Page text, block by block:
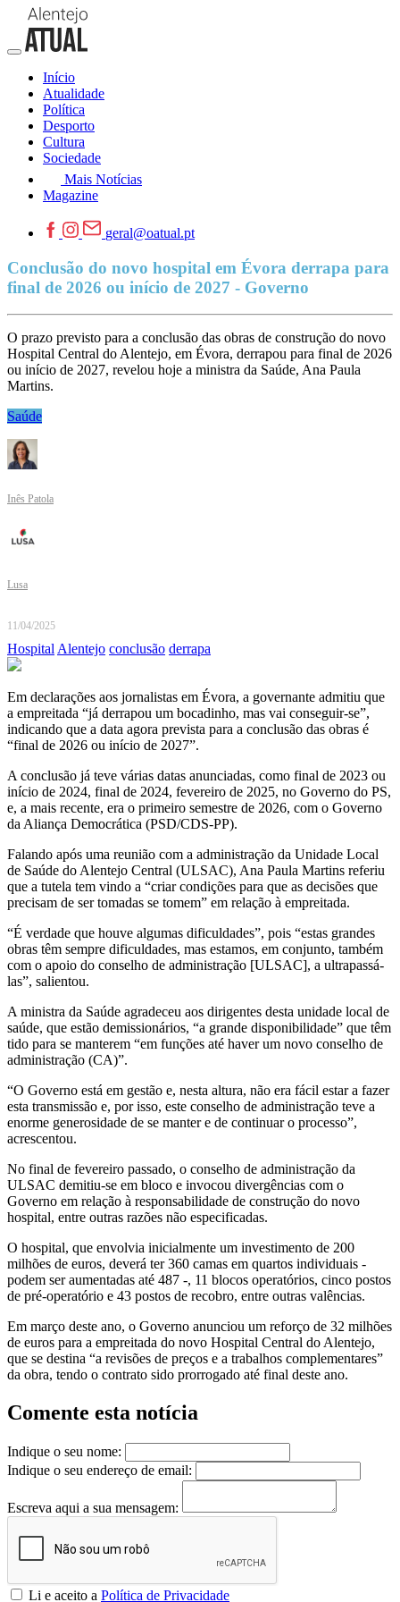
Início
Atualidade
Política
Desporto
Cultura
Sociedade
Mais Notícias
Magazine
geral@oatual.pt
Conclusão do novo hospital em Évora derrapa para
final de 2026 ou início de 2027 - Governo
O prazo previsto para a conclusão das obras de construção do novo
Hospital Central do Alentejo, em Évora, derrapou para final de 2026
ou início de 2027, revelou hoje a ministra da Saúde, Ana Paula
Martins.
Saúde
Inês Patola
Lusa
11/04/2025
HospitalAlentejo conclusão derrapa
Em declarações aos jornalistas em Évora, a governante admitiu que
a empreitada “já derrapou um bocadinho, mas vai conseguir-se”,
indicando que a data agora prevista para a conclusão das obras é
“final de 2026 ou início de 2027”.
A conclusão já teve várias datas anunciadas, como final de 2023 ou
início de 2024, final de 2024, fevereiro de 2025, no Governo do PS,
e, a mais recente, era o primeiro semestre de 2026, com o Governo
da Aliança Democrática (PSD/CDS-PP).
Falando após uma reunião com a administração da Unidade Local
de Saúde do Alentejo Central (ULSAC), Ana Paula Martins referiu
que a tutela tem vindo a “criar condições para que as decisões que
precisam de ser tomadas se tomem” em relação à empreitada.
“É verdade que houve algumas dificuldades”, pois “estas grandes
obras têm sempre dificuldades, mas estamos, em conjunto, também
com o apoio do conselho de administração [ULSAC], a ultrapassá-
las”, salientou.
A ministra da Saúde agradeceu aos dirigentes desta unidade local de
saúde, que estão demissionários, “a grande disponibilidade” que têm
tido para se manterem “em funções até haver um novo conselho de
administração (CA)”.
“O Governo está em gestão e, nesta altura, não era fácil estar a fazer
esta transmissão e, por isso, este conselho de administração teve a
enorme generosidade de se manter e de continuar o processo”,
acrescentou.
No final de fevereiro passado, o conselho de administração da
ULSAC demitiu-se em bloco e invocou divergências com o
Governo em relação à responsabilidade de construção do novo
hospital, entre outras razões não especificadas.
O hospital, que envolvia inicialmente um investimento de 200
milhões de euros, deverá ter 360 camas em quartos individuais -
podem ser aumentadas até 487 -, 11 blocos operatórios, cinco postos
de pré-operatório e 43 postos de recobro, entre outras valências.
Em março deste ano, o Governo anunciou um reforço de 32 milhões
de euros para a empreitada do novo Hospital Central do Alentejo,
que se destina “a revisões de preços e a trabalhos complementares”
da obra, tendo o contrato sido prorrogado até final deste ano.
Comente esta notícia
Indique o seu nome:
Indique o seu endereço de email:
Escreva aqui a sua mensagem:
Li e aceito a Política de Privacidade